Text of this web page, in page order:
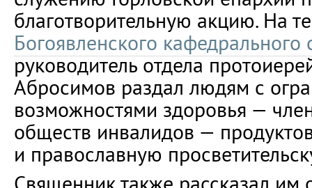
благотворительную акцию. На
Богоявленского кафедрального
руководитель отдела
Абросимов раздал людям с
возможностями здоровья —
обществ инвалидов —
и православную